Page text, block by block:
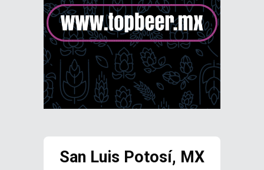
San Luis Potosí, MX